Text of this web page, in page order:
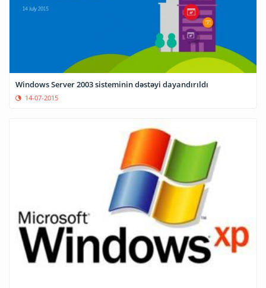
Windows Server 2003 sisteminin dəstəyi dayandırıldı
14-07-2015